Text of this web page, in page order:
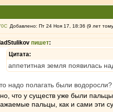
Добавлено: Пт 24 Ноя 17, 18:36 (9 лет
пишет:
Цитата:
аппетитная земля появилась
надо полагать были водоросли?
что у существ уже были
пальцы, как и сами эти